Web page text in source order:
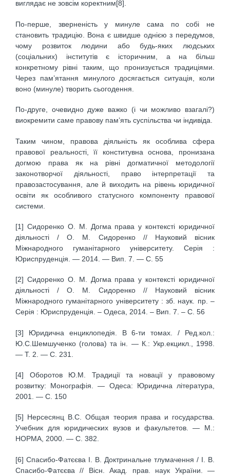
виглядає не зовсім коректним[8].
По-перше, зверненість у минуле сама по собі не
становить традицію. Вона є швидше однією з передумов,
чому розвиток людини або будь-яких людських
(соціальних) інститутів є історичним, а на більш
конкретному рівні таким, що пронизується традиціями.
Через пам’ятання минулого досягається ситуація, коли
воно (минуле) творить сьогодення.
По-друге, очевидно дуже важко (і чи можливо взагалі?)
виокремити саме правову пам’ять суспільства чи індивіда.
Таким чином, правова діяльність як особлива сфера
правової реальності, її конститувна основа, пронизана
догмою права як на рівні догматичної методології
законотворчої діяльності, право інтерпретації та
правозастосування, але й виходить на рівень юридичної
освіти як особливого статусного компоненту правової
системи.
[1] Сидоренко О. М. Догма права у контексті юридичної
діяльності / О. М. Сидоренко // Науковий вісник
Міжнародного гуманітарного університету. Серія :
Юриспруденція. — 2014. — Вип. 7. — С. 55
[2] Сидоренко О. М. Догма права у контексті юридичної
діяльності / О. М. Сидоренко // Науковий вісник
Міжнародного гуманітарного університету : зб. наук. пр. –
Серія : Юриспруденція. – Одеса, 2014. – Вип. 7. – С. 56
[3] Юридична енциклопедія. В 6-ти томах. / Ред.кол.:
Ю.С.Шемшученко (голова) та ін. — К.: Укр.екцикл., 1998.
— Т. 2. — С. 231.
[4] Оборотов Ю.М. Традиції та новації у правовому
розвитку: Монографія. — Одеса: Юридична література,
2001. — С. 150
[5] Нерсесянц В.С. Общая теория права и государства.
Учебник для юридических вузов и факультетов. — М.:
НОРМА, 2000. — С. 382.
[6] Спасибо-Фатєєва І. В. Доктринальне тлумачення / І. В.
Спасибо-Фатєєва // Вісн. Акад. прав. наук України. —